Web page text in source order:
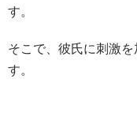
す。
そこで、彼氏に刺激
す。